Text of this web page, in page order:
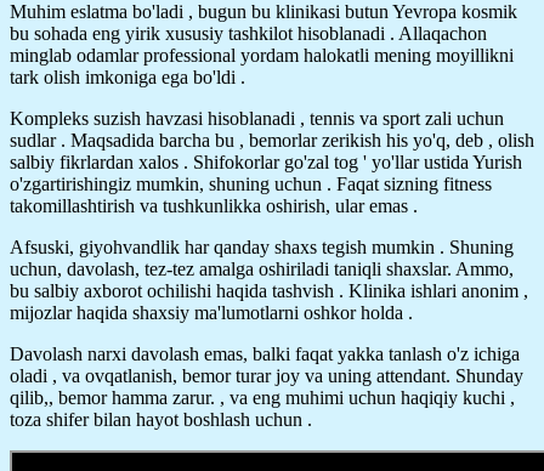
Muhim eslatma bo'ladi , bugun bu klinikasi butun Yevropa kosmik
bu sohada eng yirik xususiy tashkilot hisoblanadi . Allaqachon
minglab odamlar professional yordam halokatli mening moyillikni
tark olish imkoniga ega bo'ldi .
Kompleks suzish havzasi hisoblanadi , tennis va sport zali uchun
sudlar . Maqsadida barcha bu , bemorlar zerikish his yo'q, deb , olish
salbiy fikrlardan xalos . Shifokorlar go'zal tog ' yo'llar ustida Yurish
o'zgartirishingiz mumkin, shuning uchun . Faqat sizning fitness
takomillashtirish va tushkunlikka oshirish, ular emas .
Afsuski, giyohvandlik har qanday shaxs tegish mumkin . Shuning
uchun, davolash, tez-tez amalga oshiriladi taniqli shaxslar. Ammo,
bu salbiy axborot ochilishi haqida tashvish . Klinika ishlari anonim ,
mijozlar haqida shaxsiy ma'lumotlarni oshkor holda .
Davolash narxi davolash emas, balki faqat yakka tanlash o'z ichiga
oladi , va ovqatlanish, bemor turar joy va uning attendant. Shunday
qilib,, bemor hamma zarur. , va eng muhimi uchun haqiqiy kuchi ,
toza shifer bilan hayot boshlash uchun .